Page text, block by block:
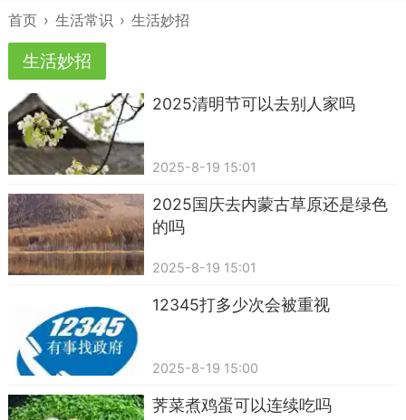
首页 › 生活常识 › 生活妙招
生活妙招
​2025清明节可以去别人家吗
2025-8-19 15:01
2025国庆去内蒙古草原还是绿色
的吗
2025-8-19 15:01
12345打多少次会被重视
2025-8-19 15:00
荠菜煮鸡蛋可以连续吃吗